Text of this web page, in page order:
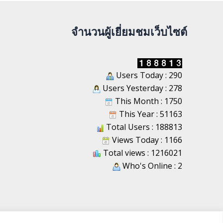
จำนวนผู้เยี่ยมชมเว็บไซต์
Users Today : 290
Users Yesterday : 278
This Month : 1750
This Year : 51163
Total Users : 188813
Views Today : 1166
Total views : 1216021
Who's Online : 2